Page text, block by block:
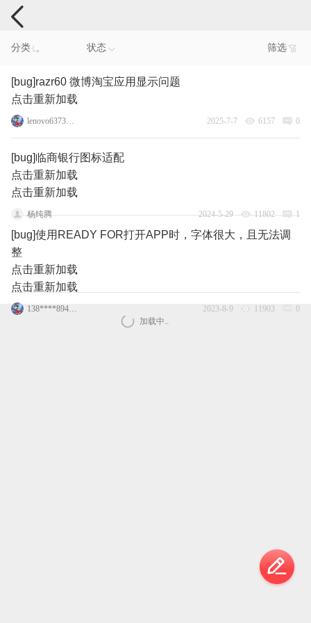
手机反馈
分类 状态 筛选
[bug]razr60 微博淘宝应用显示问题
点击重新加载
lenovo63730227 2025-7-7 6157 0
[bug]临商银行图标适配
点击重新加载
点击重新加载
杨纯腾 2024-5-29 11802 1
[bug]使用READY FOR打开APP时，字体很大，且无法调
整
点击重新加载
点击重新加载
138****8945_1_1_1 2023-8-9 11903
0
加载中..